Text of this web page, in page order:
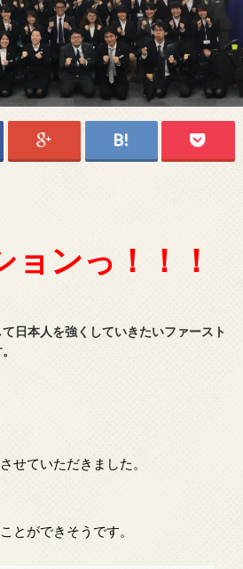
ョンっ！！！
日本人を強くしていきたいファースト
せていただきました。
とができそうです。